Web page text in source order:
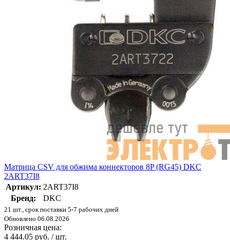
Матрица CSV для обжима коннекторов 8P (RG45) DKC
2ART37I8
Артикул: 2ART37I8
Бренд:
DKC
21 шт., срок поставки 5-7 рабочих дней
Обновлено 06.08.2026
Розничная цена:
4 444.05 руб. / шт.